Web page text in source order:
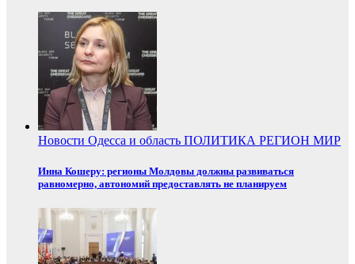
Новости Одесса и область ПОЛИТИКА РЕГИОН МИР
Инна Кошеру: регионы Молдовы должны развиваться
равномерно, автономий предоставлять не планируем